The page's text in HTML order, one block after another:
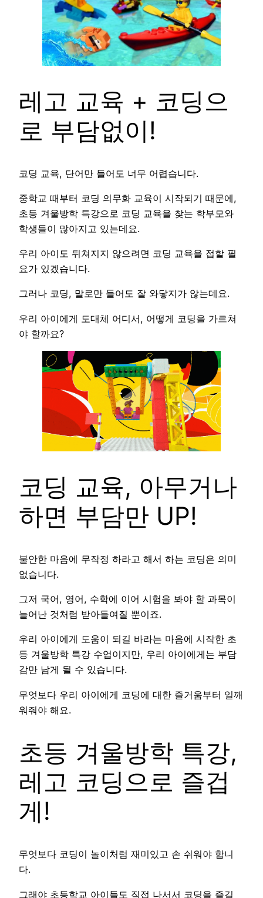
레고 교육 + 코딩으
로 부담없이!
코딩 교육, 단어만 들어도 너무 어렵습니다.
중학교 때부터 코딩 의무화 교육이 시작되기 때문에,
초등 겨울방학 특강으로 코딩 교육을 찾는 학부모와
학생들이 많아지고 있는데요.
우리 아이도 뒤쳐지지 않으려면 코딩 교육을 접할 필
요가 있겠습니다.
그러나 코딩, 말로만 들어도 잘 와닿지가 않는데요.
우리 아이에게 도대체 어디서, 어떻게 코딩을 가르쳐
야 할까요?
코딩 교육, 아무거나
하면 부담만 UP!
불안한 마음에 무작정 하라고 해서 하는 코딩은 의미
없습니다.
그저 국어, 영어, 수학에 이어 시험을 봐야 할 과목이
늘어난 것처럼 받아들여질 뿐이죠.
우리 아이에게 도움이 되길 바라는 마음에 시작한 초
등 겨울방학 특강 수업이지만, 우리 아이에게는 부담
감만 남게 될 수 있습니다.
무엇보다 우리 아이에게 코딩에 대한 즐거움부터 일깨
워줘야 해요.
초등 겨울방학 특강,
레고 코딩으로 즐겁
게!
무엇보다 코딩이 놀이처럼 재미있고 손 쉬워야 합니
다.
그래야 초등학교 아이들도 직접 나서서 코딩을 즐길